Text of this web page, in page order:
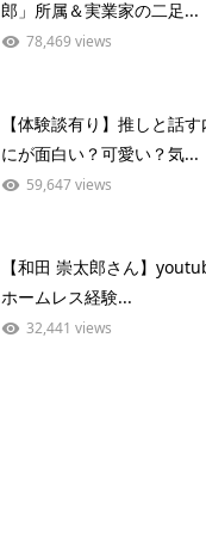
郎」所属＆実業家の二足...
78,469 views
【体験談有り】推しと話
にが面白い？可愛い？気...
59,647 views
【和田 崇太郎さん】
ホームレス経験...
32,441 views